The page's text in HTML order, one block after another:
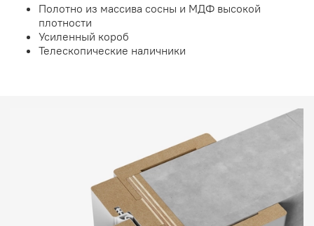
Полотно из массива сосны и МДФ высокой
плотности
Усиленный короб
Телескопические наличники